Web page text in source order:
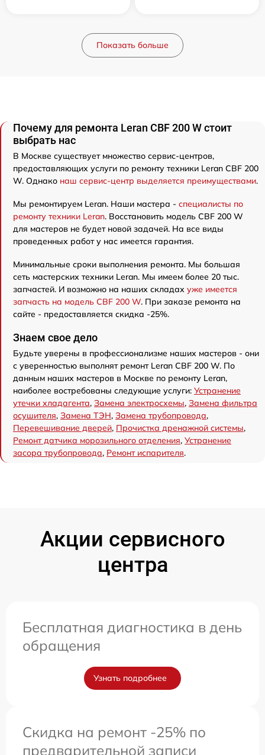
Показать больше
Почему для ремонта Leran CBF 200 W стоит
выбрать нас
В Москве существует множество сервис-центров,
предоставляющих услуги по ремонту техники Leran CBF 200
W. Однако наш сервис-центр выделяется преимуществами.
Мы ремонтируем Leran. Наши мастера - специалисты по
ремонту техники Leran. Восстановить модель CBF 200 W
для мастеров не будет новой задачей. На все виды
проведенных работ у нас имеется гарантия.
Минимальные сроки выполнения ремонта. Мы большая
сеть мастерских техники Leran. Мы имеем более 20 тыс.
запчастей. И возможно на наших складах уже имеется
запчасть на модель CBF 200 W. При заказе ремонта на
сайте - предоставляется скидка -25%.
Знаем свое дело
Будьте уверены в профессионализме наших мастеров - они
с уверенностью выполнят ремонт Leran CBF 200 W. По
данным наших мастеров в Москве по ремонту Leran,
наиболее востребованы следующие услуги: Устранение
утечки хладагента, Замена электросхемы, Замена фильтра
осушителя, Замена ТЭН, Замена трубопровода,
Перевешивание дверей, Прочистка дренажной системы,
Ремонт датчика морозильного отделения, Устранение
засора трубопровода, Ремонт испарителя.
Акции сервисного
центра
Бесплатная диагностика в день
обращения
Узнать подробнее
Скидка на ремонт -25% по
предварительной записи